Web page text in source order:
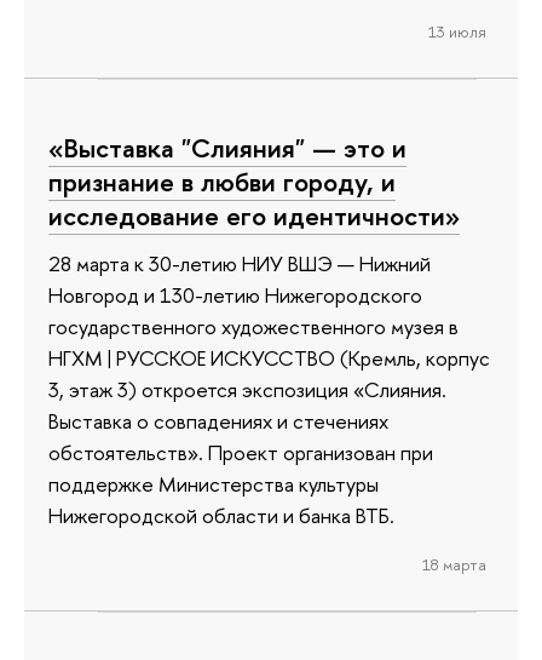
13 июля
«Выставка "Слияния" — это и
признание в любви городу, и
исследование его идентичности»
28 марта к 30-летию НИУ ВШЭ — Нижний
Новгород и 130-летию Нижегородского
государственного художественного музея в
НГХМ | РУССКОЕ ИСКУССТВО (Кремль, корпус
3, этаж 3) откроется экспозиция «Слияния.
Выставка о совпадениях и стечениях
обстоятельств». Проект организован при
поддержке Министерства культуры
Нижегородской области и банка ВТБ.
18 марта